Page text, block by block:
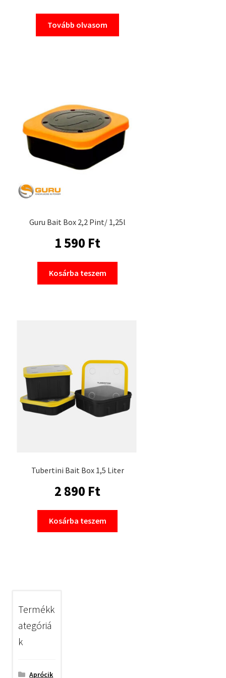
Tovább olvasom
Guru Bait Box 2,2 Pint/ 1,25l
1 590 Ft
Kosárba teszem
Tubertini Bait Box 1,5 Liter
2 890 Ft
Kosárba teszem
Termékk
ategóriá
k
Aprócik